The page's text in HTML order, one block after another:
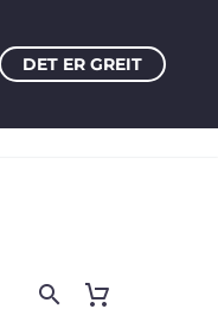
DET ER GREIT